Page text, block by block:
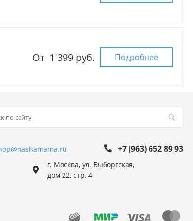
От 1 399 руб. Подробнее
+7 (963) 652 89 93
г. Москва, ул. Выборгская,
дом 22, стр. 4